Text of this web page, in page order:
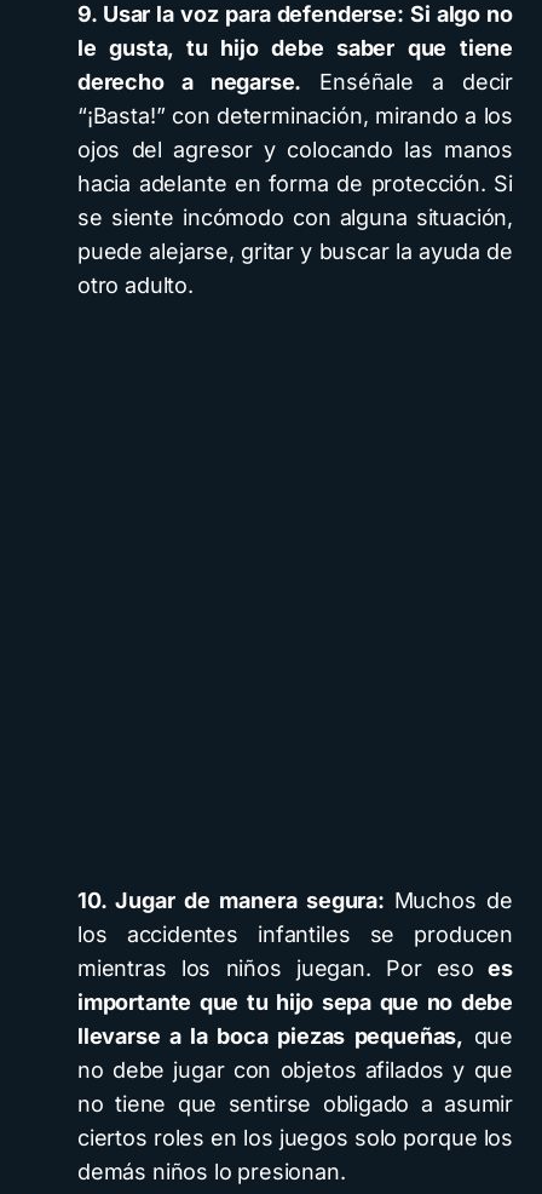
9. Usar la voz para defenderse: Si algo no
le gusta, tu hijo debe saber que tiene
derecho a negarse. Enséñale a decir
“¡Basta!” con determinación, mirando a los
ojos del agresor y colocando las manos
hacia adelante en forma de protección. Si
se siente incómodo con alguna situación,
puede alejarse, gritar y buscar la ayuda de
otro adulto.
10. Jugar de manera segura: Muchos de
los accidentes infantiles se producen
mientras los niños juegan. Por eso es
importante que tu hijo sepa que no debe
llevarse a la boca piezas pequeñas, que
no debe jugar con objetos afilados y que
no tiene que sentirse obligado a asumir
ciertos roles en los juegos solo porque los
demás niños lo presionan.